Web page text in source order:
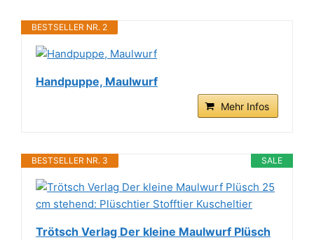
BESTSELLER NR. 2
Handpuppe, Maulwurf
Mehr Infos
SALE
BESTSELLER NR. 3
Trötsch Verlag Der kleine Maulwurf Plüsch